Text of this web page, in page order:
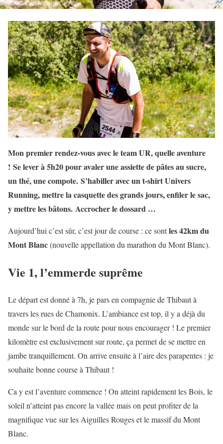
Mon premier rendez-vous avec le team UR, quelle aventure
! Se lever à 5h20 pour avaler une assiette de pâtes au sucre,
un thé, une compote. S’habiller avec un t-shirt Univers
Running, mettre la casquette des grands jours, enfiler le sac,
y mettre les bâtons. Accrocher le dossard …
Aujourd’hui c’est sûr, c’est jour de course : ce sontles 42km du
Mont Blanc(nouvelle appellation du marathon du Mont Blanc).
Vie 1, l’emmerde suprême
Le départ est donné à 7h, je pars en compagnie de Thibaut à
travers les rues de Chamonix. L’ambiance est top, il y a déjà du
monde sur le bord de la route pour nous encourager ! Le premier
kilomètre est exclusivement sur route, ça permet de se mettre en
jambe tranquillement. On arrive ensuite à l’aire des parapentes : je
souhaite bonne course à Thibaut !
Ca y est l’aventure commence ! On atteint rapidement les Bois, le
soleil n’atteint pas encore la vallée mais on peut profiter de la
magnifique vue sur les Aiguilles Rouges et le massif du Mont
Blanc.